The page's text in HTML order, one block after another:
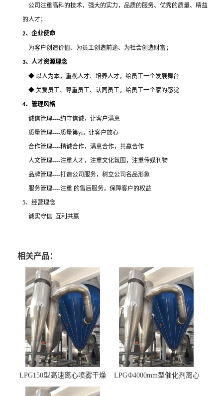
公司注重高科的技术，强大的实力，品质的服务、优秀的质量、精益
的人才；
2、企业使命
为客户创造价值、为员工创造前途、为社会创造财富；
3、人才资源理念
◆ 以人为本，重视人才、培养人才，给员工一个发展舞台
◆ 关爱员工、尊重员工、认同员工，给员工一个家的感觉
4、管理风格
诚信管理----约守信诚，让客户满意
质量管理----质量第yi，让客户放心
合作管理----精诚合作，满意合作，共赢合作
人文管理----注重人才，注重文化氛围，注重传媒刊物
品牌管理----打造公司服务，树立公司名品形象
服务管理----注重 的售后服务，保障客户的权益
5、经营理念
诚实守信 互利共赢
相关产品：
LPG150型高速离心喷雾干燥
机 φ2.85m
LPGФ4000mm型催化剂离心